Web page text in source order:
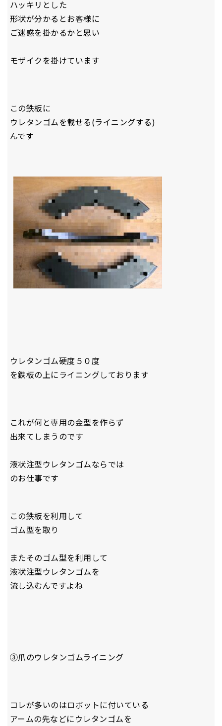
ハッキリとした
形状が分かるとお客様に
ご迷惑を掛かるかと思い
モザイクを掛けています
この鉄板に
ウレタンゴムを載せる(ライニングする)
んです
ウレタンゴム硬度５０度
を鉄板の上にライニングしております
これが何と専用の金型を作らず
出来てしまうのです
液状注型ウレタンゴムならでは
のお仕事です
この鉄板を利用して
ゴム型を取り
またそのゴム型を利用して
液状注型ウレタンゴムを
流し込むんですよね
③爪のウレタンゴムライニング
コレが多いのはロボットに付いている
アームの先などにウレタンゴムを